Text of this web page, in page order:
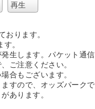
おります。
。
生します。パケット通信
ご注意ください。
合もございます。
すので、オッズパークで
あります。